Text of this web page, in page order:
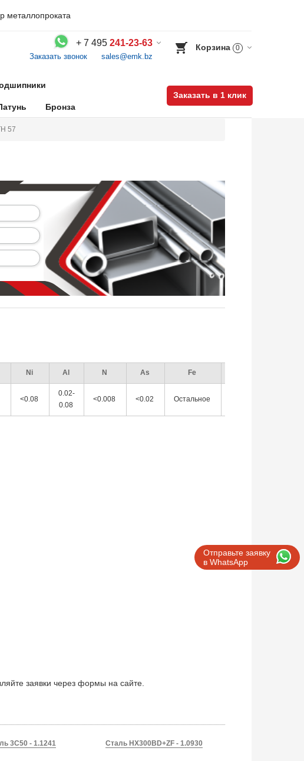
металлопроката
+ 7 495 241-23-63
Заказать звонок sales@emk.bz
Корзина 0
Бронза
Заказать в 1 клик
Отправьте заявку
в WhatsApp
57
Ni Al N As Fe
<0.08
0.02-
0.08
<0.008 <0.02 Остальное
заявки через формы на сайте.
3C50 - 1.1241 Сталь HX300BD+ZF - 1.0930